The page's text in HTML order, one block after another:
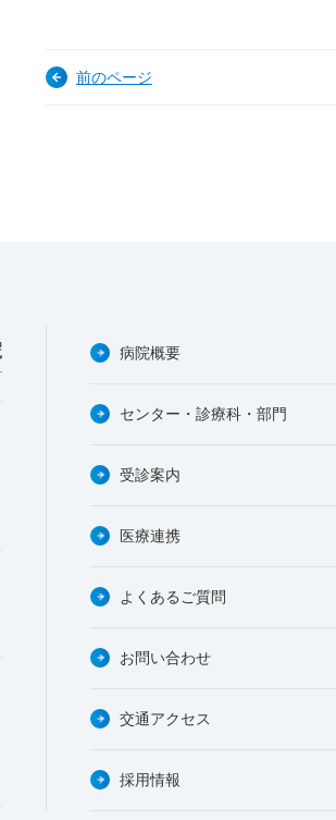
前のページ
病院概要
センター・診療科・部門
受診案内
医療連携
よくあるご質問
お問い合わせ
交通アクセス
採用情報